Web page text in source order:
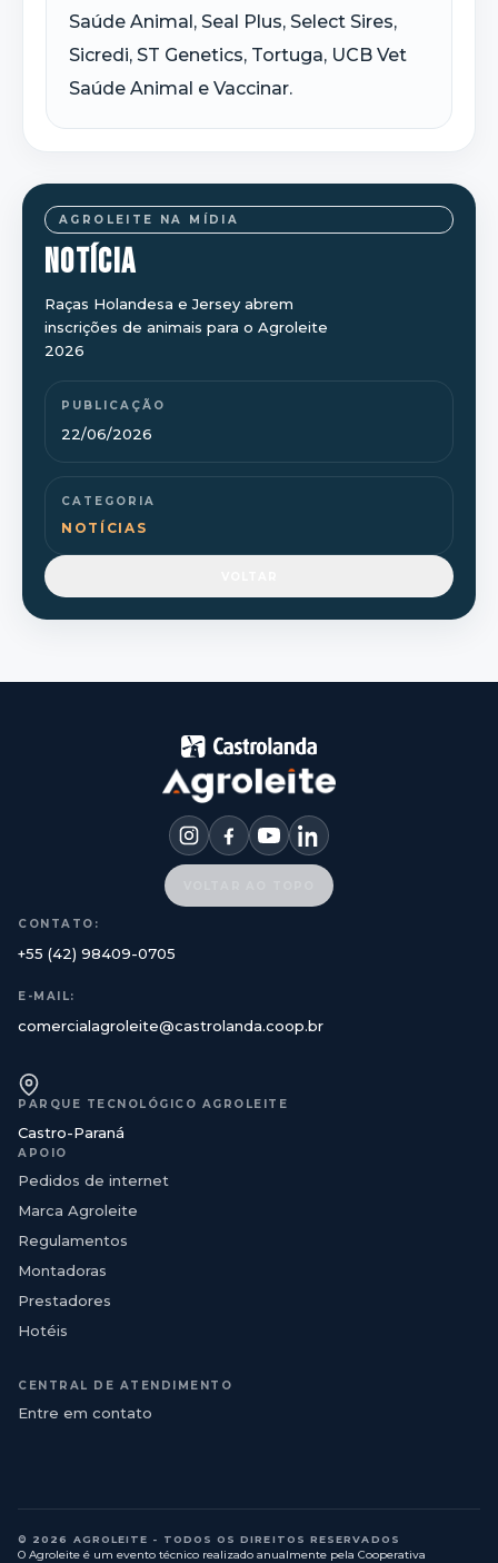
AGROLEITE NA MÍDIA
NOTÍCIA
Raças Holandesa e Jersey abrem
inscrições de animais para o Agroleite
2026
PUBLICAÇÃO
22/06/2026
CATEGORIA
NOTÍCIAS
Saúde Animal, Seal Plus, Select Sires,
Sicredi, ST Genetics, Tortuga, UCB Vet
Saúde Animal e Vaccinar.
CONTATO:
+55 (42) 98409-0705
E-MAIL:
comercialagroleite@castrolanda.coop.br
PARQUE TECNOLÓGICO AGROLEITE
Castro-Paraná
APOIO
Pedidos de internet
Marca Agroleite
Regulamentos
Montadoras
Prestadores
Hotéis
CENTRAL DE ATENDIMENTO
Entre em contato
© 2026 AGROLEITE - TODOS OS DIREITOS RESERVADOS
O Agroleite é um evento técnico realizado anualmente pela Cooperativa